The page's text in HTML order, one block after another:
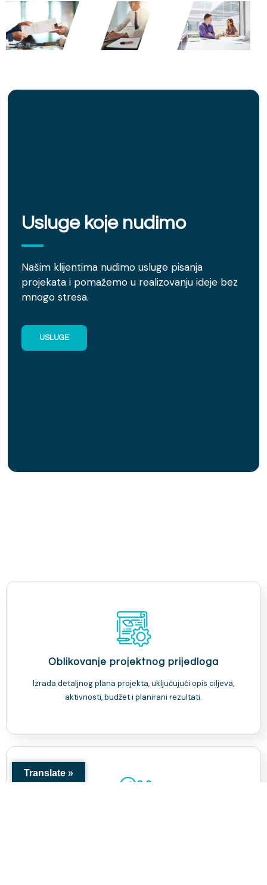
Usluge koje nudimo
Našim klijentima nudimo usluge pisanja
projekata i pomažemo u realizovanju ideje bez
mnogo stresa.
USLUGE
Oblikovanje projektnog prijedloga
Izrada detaljnog plana projekta, uključujući opis ciljeva,
aktivnosti, budžet i planirani rezultati.
Translate »